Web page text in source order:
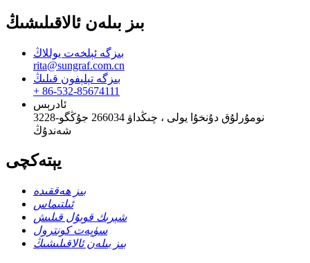
بىز بىلەن ئالاقىلىشىڭ
بىزگە ئېلخەت يوللاڭ
rita@sungraf.com.cn
بىزگە تېلېفون قىلىڭ
+ 86-532-85674111
ئادرېس
3228-نومۇرلۇق دۇنخۇا يولى ، چىڭداۋ 266034 جۇڭگو
شەندۇڭ
يېتەكچى
بىز ھەققىدە
ئىلتىماس
شېرىك قوبۇل قىلىش
سۈپەت كونترول
بىز بىلەن ئالاقىلىشىڭ